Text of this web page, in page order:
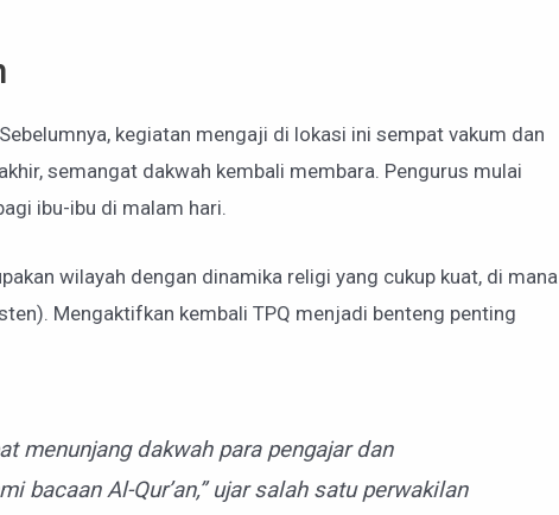
kegiatan mengaji di lokasi ini sempat vakum dan
semangat dakwah kembali membara. Pengurus mulai
ibu-ibu di malam hari.
wilayah dengan dinamika religi yang cukup kuat, di mana
Mengaktifkan kembali TPQ menjadi benteng penting
menunjang dakwah para pengajar dan
bacaan Al-Qur’an,” ujar salah satu perwakilan